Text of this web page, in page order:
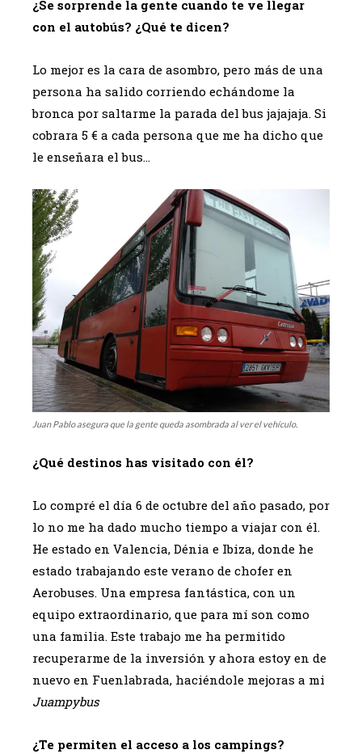
¿Se sorprende la gente cuando te ve llegar
con el autobús? ¿Qué te dicen?
Lo mejor es la cara de asombro, pero más de una
persona ha salido corriendo echándome la
bronca por saltarme la parada del bus jajajaja. Si
cobrara 5 € a cada persona que me ha dicho que
le enseñara el bus…
Juan Pablo asegura que la gente queda asombrada al ver el vehículo.
¿Qué destinos has visitado con él?
Lo compré el día 6 de octubre del año pasado, por
lo no me ha dado mucho tiempo a viajar con él.
He estado en Valencia, Dénia e Ibiza, donde he
estado trabajando este verano de chofer en
Aerobuses. Una empresa fantástica, con un
equipo extraordinario, que para mí son como
una familia. Este trabajo me ha permitido
recuperarme de la inversión y ahora estoy en de
nuevo en Fuenlabrada, haciéndole mejoras a mi
Juampybus
¿Te permiten el acceso a los campings?